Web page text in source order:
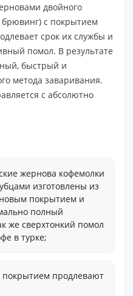
двойного
брювинг) с покрытием
срок их службы и
помол. В результате
быстрый и
метода заваривания.
с абсолютно
жернова кофемолки
изготовлены из
покрытием и
полный
же сверхтонкий помол
в турке;
продлевают